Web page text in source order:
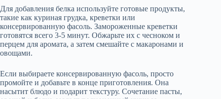
Для добавления белка используйте готовые продукты,
такие как куриная грудка, креветки или
консервированную фасоль. Замороженные креветки
готовятся всего 3-5 минут. Обжарьте их с чесноком и
перцем для аромата, а затем смешайте с макаронами и
овощами.
Если выбираете консервированную фасоль, просто
промойте и добавьте в конце приготовления. Она
насытит блюдо и подарит текстуру. Сочетание пасты,